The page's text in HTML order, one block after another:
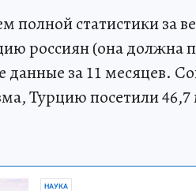
статистики за
россиян (она должна
данные за 11 месяцев.
Турцию посетили
НАУКА